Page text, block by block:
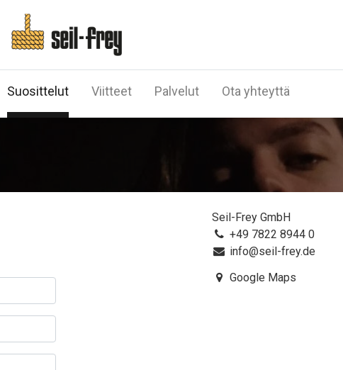
Suosittelut Viitteet Palvelut Ota yhteyttä
Seil-Frey GmbH
+49 7822 8944 0
info@seil-frey.de
Google Maps